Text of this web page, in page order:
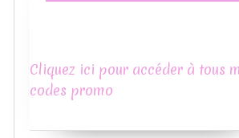
Cliquez ici pour accéder à tous
codes promo